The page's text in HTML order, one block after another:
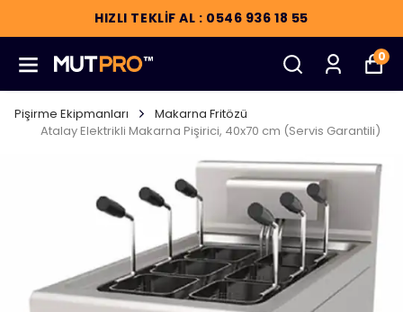
HIZLI TEKLİF AL : 0546 936 18 55
0
Pişirme Ekipmanları
Makarna Fritözü
Atalay Elektrikli Makarna Pişirici, 40x70 cm (Servis Garantili)